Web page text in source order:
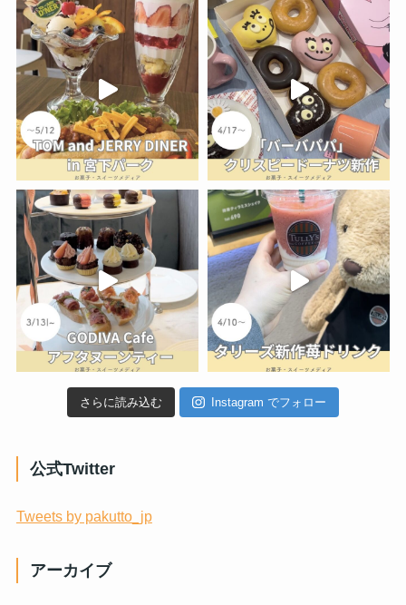
さらに読み込む Instagram でフォロー
公式Twitter
Tweets by pakutto_jp
アーカイブ